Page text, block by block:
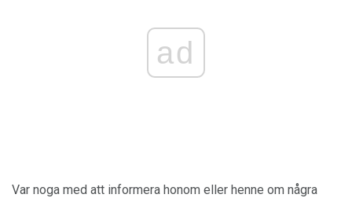
ad
Var noga med att informera honom eller henne om några